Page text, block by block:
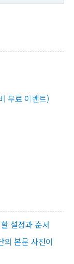
무료 이벤트)
설정과 순서
의 본문 사진이